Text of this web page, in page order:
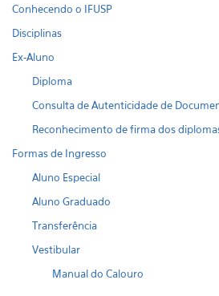
Conhecendo o IFUSP
Disciplinas
Ex-Aluno
Diploma
Consulta de Autenticidade de
Reconhecimento de firma dos
Formas de Ingresso
Aluno Especial
Aluno Graduado
Transferência
Vestibular
Manual do Calouro